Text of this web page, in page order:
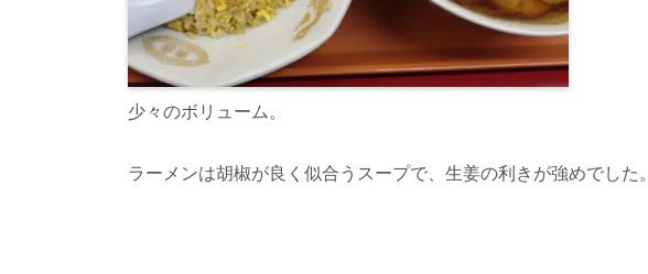
少々のボリューム。
ラーメンは胡椒が良く似合うスープで、生姜の利きが強めでした。